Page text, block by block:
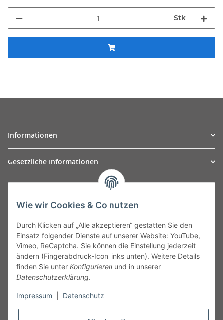
Stk
Informationen
Gesetzliche Informationen
Leibnizstraße 2a
Germany
Phone:+49 40 5287270
Fax:+49 40 5281050
Email:sales@tow-automotive.de
Wie wir Cookies & Co nutzen
Durch Klicken auf „Alle akzeptieren“ gestatten Sie den
Einsatz folgender Dienste auf unserer Website: YouTube,
Vimeo, ReCaptcha. Sie können die Einstellung jederzeit
ändern (Fingerabdruck-Icon links unten). Weitere Details
finden Sie unter Konfigurieren und in unserer
Datenschutzerklärung.
Impressum Datenschutz